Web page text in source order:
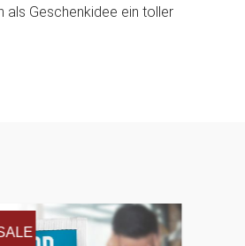
als Geschenkidee ein toller